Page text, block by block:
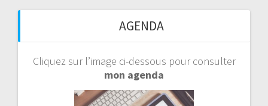
AGENDA
Cliquez sur l’image ci-dessous pour consulter
mon agenda